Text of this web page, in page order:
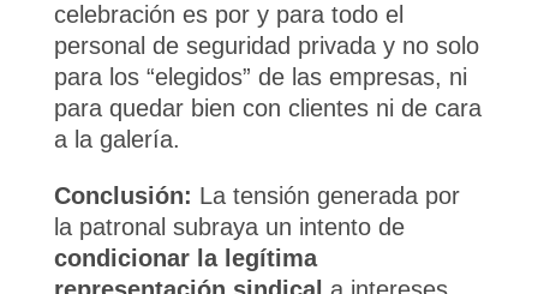
celebración es por y para todo el
personal de seguridad privada y no solo
para los “elegidos” de las empresas, ni
para quedar bien con clientes ni de cara
a la galería.
Conclusión: La tensión generada por
la patronal subraya un intento de
condicionar la legítima